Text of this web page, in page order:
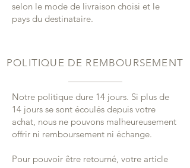
selon le mode de livraison choisi et le
pays du destinataire.
POLITIQUE DE REMBOURSEMENT
Notre politique dure 14 jours. Si plus de
14 jours se sont écoulés depuis votre
achat, nous ne pouvons malheureusement
offrir ni remboursement ni échange.
Pour pouvoir être retourné, votre article